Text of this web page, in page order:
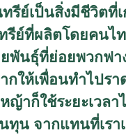
ทรีย์เป็นสิ่งมีชีวิ
ย์ที่ผลิตโดยคนไ
พันธุ์ที่ย่อยพวกฟา
ให้เพื่อนทำไปร
ญ้าก็ใช้ระยะเว
น จากแทนที่เรา